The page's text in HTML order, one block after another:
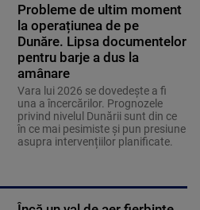
Probleme de ultim moment
la operațiunea de pe
Dunăre. Lipsa documentelor
pentru barje a dus la
amânare
Vara lui 2026 se dovedește a fi
una a încercărilor. Prognozele
privind nivelul Dunării sunt din ce
în ce mai pesimiste și pun presiune
asupra intervențiilor planificate.